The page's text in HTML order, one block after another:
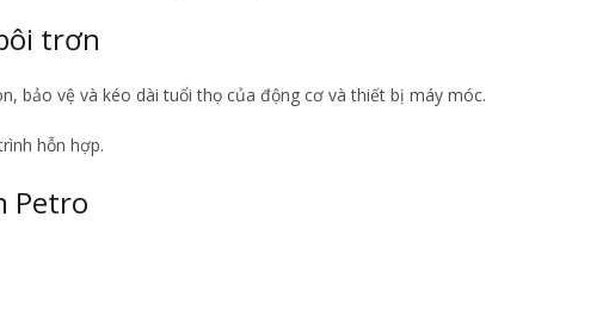
trơn
bảo vệ và kéo dài tuổi thọ của động cơ và thiết bị máy móc.
hỗn hợp.
Petro